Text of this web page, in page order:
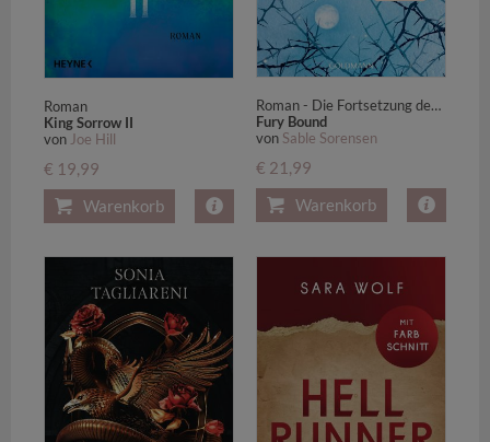
Roman
King Sorrow II
von Joe Hill
€ 19,99
Warenkorb
Roman - Die Fortsetzung des Romantasy-Erfolgs DIRE BOUND
Fury Bound
von Sable Sorensen
€ 21,99
Warenkorb